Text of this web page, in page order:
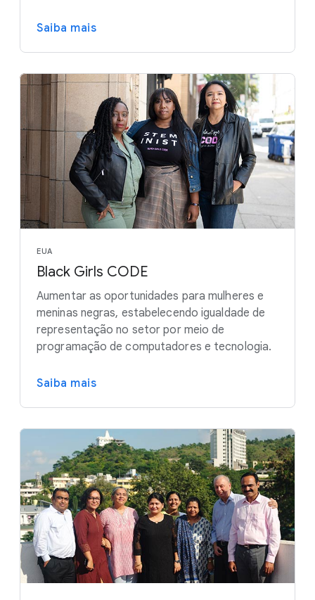
Saiba mais
EUA
Black Girls CODE
Aumentar as oportunidades para mulheres e
meninas negras, estabelecendo igualdade de
representação no setor por meio de
programação de computadores e tecnologia.
Saiba mais